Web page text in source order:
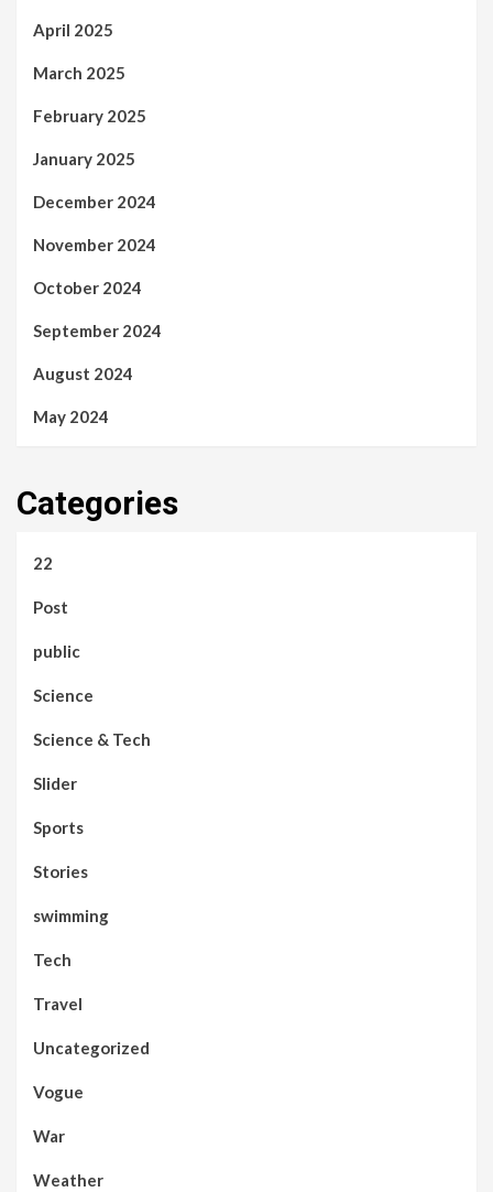
April 2025
March 2025
February 2025
January 2025
December 2024
November 2024
October 2024
September 2024
August 2024
May 2024
Categories
22
Post
public
Science
Science & Tech
Slider
Sports
Stories
swimming
Tech
Travel
Uncategorized
Vogue
War
Weather